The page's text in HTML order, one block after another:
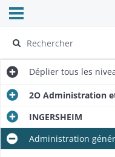
Ouvrir le menu déroulant
Déplier tous les
2O Administration
INGERSHEIM
Administration